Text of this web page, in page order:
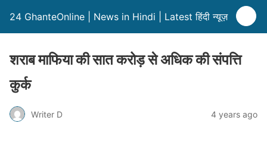
24 GhanteOnline | News in Hindi | Latest हिंदी न्यूज़
शराब माफिया की सात करोड़ से अधिक की संपत्ति
कुर्क
Writer D 4 years ago